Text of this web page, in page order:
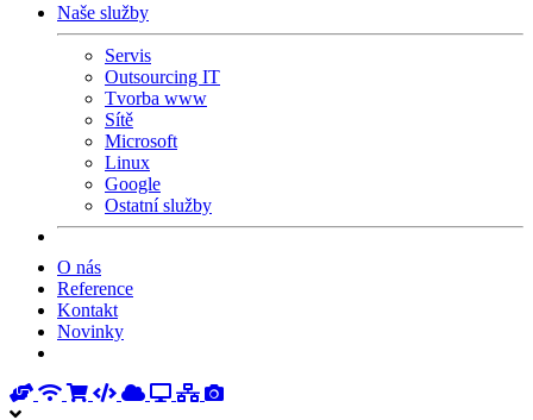
Naše služby
Servis
Outsourcing IT
Tvorba www
Sítě
Microsoft
Linux
Google
Ostatní služby
O nás
Reference
Kontakt
Novinky